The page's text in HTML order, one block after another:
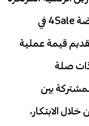
على العملاء والحضور القوي لمنصّة 4Sale في
قيمة عملية
صلة
بين
الابتكار،